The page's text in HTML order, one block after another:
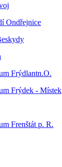
Ondřejnice
Frýdlantn.O.
Frýdek - Místek
Frenštát p. R.